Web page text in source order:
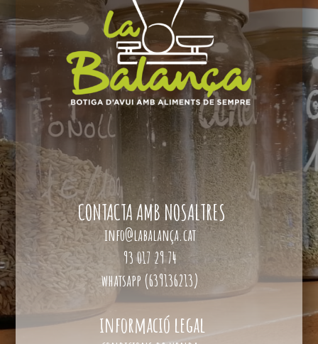
CONTACTA AMB NOSALTRES
info@labalança.cat
93 017 29 74
whatsapp (639136213)
informació legal